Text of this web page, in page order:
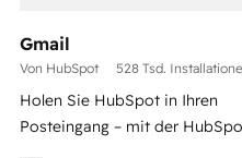
Gmail
Von HubSpot 528 Tsd.
Holen Sie HubSpot in Ihren
Posteingang – mit der